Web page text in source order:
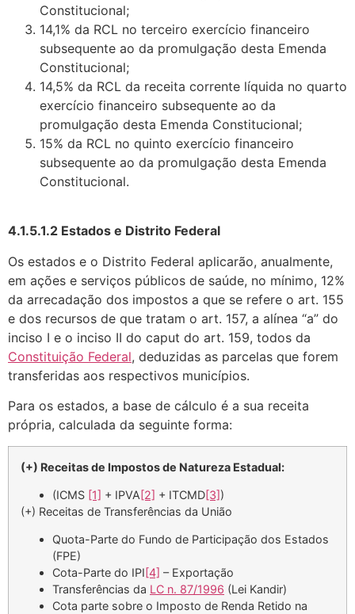
Constitucional;
14,1% da RCL no terceiro exercício financeiro
subsequente ao da promulgação desta Emenda
Constitucional;
14,5% da RCL da receita corrente líquida no quarto
exercício financeiro subsequente ao da
promulgação desta Emenda Constitucional;
15% da RCL no quinto exercício financeiro
subsequente ao da promulgação desta Emenda
Constitucional.
4.1.5.1.2 Estados e Distrito Federal
Os estados e o Distrito Federal aplicarão, anualmente,
em ações e serviços públicos de saúde, no mínimo, 12%
da arrecadação dos impostos a que se refere o art. 155
e dos recursos de que tratam o art. 157, a alínea “a” do
inciso I e o inciso II do caput do art. 159, todos da
Constituição Federal, deduzidas as parcelas que forem
transferidas aos respectivos municípios.
Para os estados, a base de cálculo é a sua receita
própria, calculada da seguinte forma:
(+) Receitas de Impostos de Natureza Estadual:
(ICMS [1] + IPVA [2] + ITCMD[3])
(+) Receitas de Transferências da União
Quota-Parte do Fundo de Participação dos Estados
(FPE)
Cota-Parte do IPI [4] – Exportação
Transferências da LC n. 87/1996 (Lei Kandir)
Cota parte sobre o Imposto de Renda Retido na